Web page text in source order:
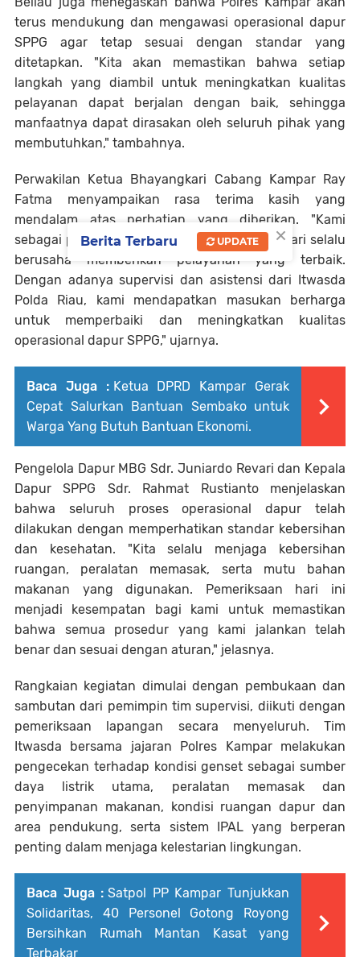
terus mendukung dan mengawasi operasional dapur
SPPG agar tetap sesuai dengan standar yang
ditetapkan. "Kita akan memastikan bahwa setiap
langkah yang diambil untuk meningkatkan kualitas
pelayanan dapat berjalan dengan baik, sehingga
manfaatnya dapat dirasakan oleh seluruh pihak yang
membutuhkan," tambahnya.
Perwakilan Ketua Bhayangkari Cabang Kampar Ray
Fatma menyampaikan rasa terima kasih yang
mendalam atas perhatian yang diberikan. "Kami
sebagai pengelola Yayasan Kemala Bhayangkari selalu
berusaha memberikan pelayanan yang terbaik.
Dengan adanya supervisi dan asistensi dari Itwasda
Polda Riau, kami mendapatkan masukan berharga
untuk memperbaiki dan meningkatkan kualitas
operasional dapur SPPG," ujarnya.
Baca Juga : Ketua DPRD Kampar Gerak
Cepat Salurkan Bantuan Sembako untuk
Warga Yang Butuh Bantuan Ekonomi.
Pengelola Dapur MBG Sdr. Juniardo Revari dan Kepala
Dapur SPPG Sdr. Rahmat Rustianto menjelaskan
bahwa seluruh proses operasional dapur telah
dilakukan dengan memperhatikan standar kebersihan
dan kesehatan. "Kita selalu menjaga kebersihan
ruangan, peralatan memasak, serta mutu bahan
makanan yang digunakan. Pemeriksaan hari ini
menjadi kesempatan bagi kami untuk memastikan
bahwa semua prosedur yang kami jalankan telah
benar dan sesuai dengan aturan," jelasnya.
Rangkaian kegiatan dimulai dengan pembukaan dan
sambutan dari pemimpin tim supervisi, diikuti dengan
pemeriksaan lapangan secara menyeluruh. Tim
Itwasda bersama jajaran Polres Kampar melakukan
pengecekan terhadap kondisi genset sebagai sumber
daya listrik utama, peralatan memasak dan
penyimpanan makanan, kondisi ruangan dapur dan
area pendukung, serta sistem IPAL yang berperan
penting dalam menjaga kelestarian lingkungan.
Baca Juga : Satpol PP Kampar Tunjukkan
Solidaritas, 40 Personel Gotong Royong
Bersihkan Rumah Mantan Kasat yang
Terbakar
×
Berita Terbaru UPDATE